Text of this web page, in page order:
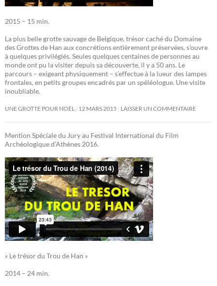
2015 – 15 min.
La plus belle grotte sauvage de Belgique, trésor caché du Domaine
des Grottes de Han aux concrétions entièrement préservées, s’ouvre
à quelques privilégiés. Seules quelques centaines de personnes au
monde ont pu la visiter depuis sa découverte, il y a 50 ans. Le
parcours – exigeant physiquement – s’effectue à la lueur des lampes
frontales, en petits groupes encadrés par un spéléologue. Une visite
inoubliable.
UNE GROTTE POUR NOËL 12 MARS 2015 LAISSER UN COMMENTAIRE
Mention Spéciale du Jury au Festival International du Film
Archéologique d’Athènes 2016.
« Le trésor du Trou de Han »
2014 – 24 min.